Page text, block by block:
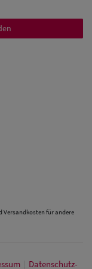
Versandkosten für andere
Daten­schutz­